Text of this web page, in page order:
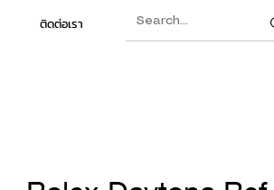
ติดต่อเรา